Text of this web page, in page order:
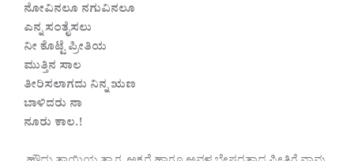
ನೋವಿನಲೂ ನಗುವಿನಲೂ
ಎನ್ನ ಸಂತೈಸಲು
ನೀ ಕೊಟ್ಟೆ ಪ್ರೀತಿಯ
ಮುತ್ತಿನ ಸಾಲ
ತೀರಿಸಲಾಗದು ನಿನ್ನ ಋಣ
ಬಾಳಿದರು ನಾ
ನೂರು ಕಾಲ.!